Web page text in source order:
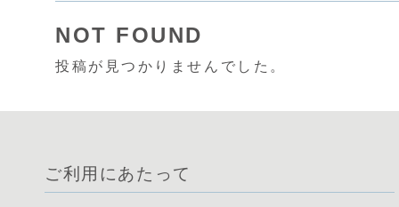
NOT FOUND
投稿が見つかりませんでした。
ご利用にあたって